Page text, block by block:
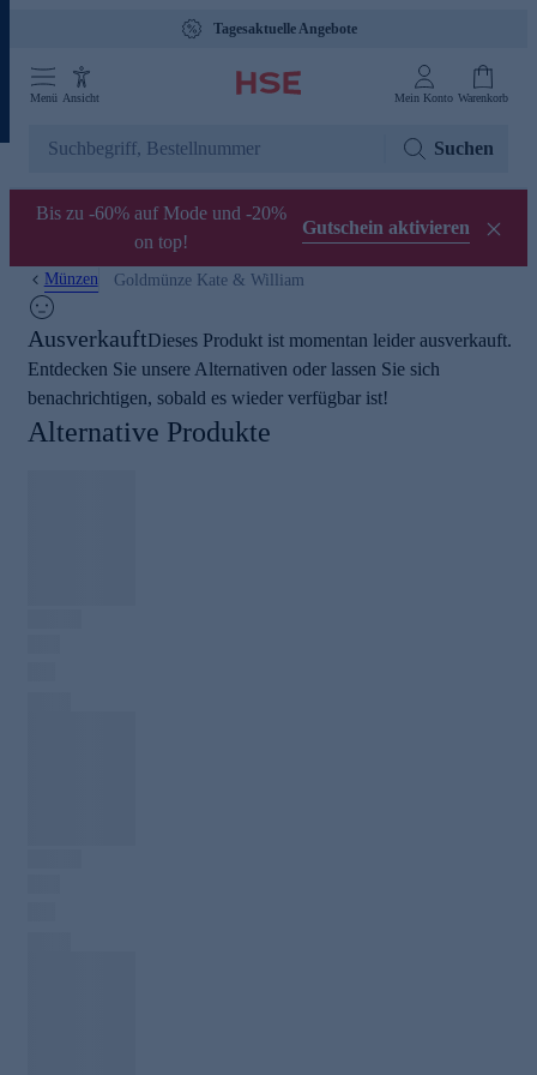
Tagesaktuelle Angebote
Menü Ansicht Mein Konto Warenkorb
Suchen
Bis zu -60% auf Mode und -20%
on top!
Gutschein aktivieren
Münzen Goldmünze Kate & William
AusverkauftDieses Produkt ist momentan leider ausverkauft.
Entdecken Sie unsere Alternativen oder lassen Sie sich
benachrichtigen, sobald es wieder verfügbar ist!
Alternative Produkte